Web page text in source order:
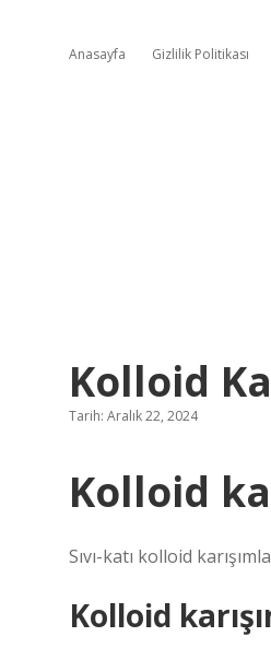
Anasayfa Gizlilik Politikası
Kolloid
Tarih: Aralık 22, 2024
Kolloid
Sıvı-katı kolloid
Kolloid